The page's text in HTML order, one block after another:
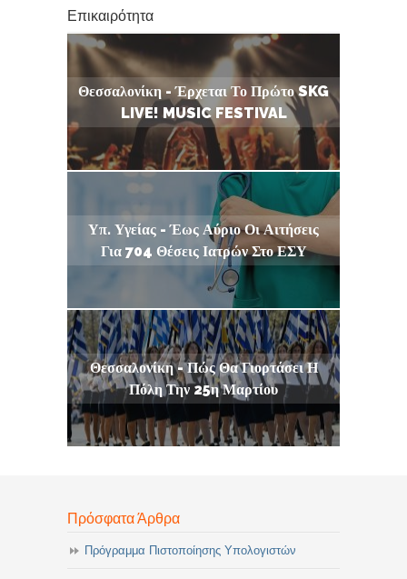
Επικαιρότητα
Θεσσαλονίκη - Έρχεται Το Πρώτο SKG
LIVE! MUSIC FESTIVAL
Υπ. Υγείας - Έως Αύριο Οι Αιτήσεις
Για 704 Θέσεις Ιατρών Στο ΕΣΥ
Θεσσαλονίκη - Πώς Θα Γιορτάσει Η
Πόλη Την 25η Μαρτίου
Πρόσφατα Άρθρα
Πρόγραμμα Πιστοποίησης Υπολογιστών